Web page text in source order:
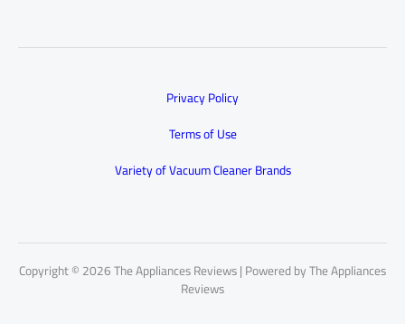
Privacy Policy
Terms of Use
Variety of Vacuum Cleaner Brands
Copyright © 2026 The Appliances Reviews | Powered by The Appliances
Reviews